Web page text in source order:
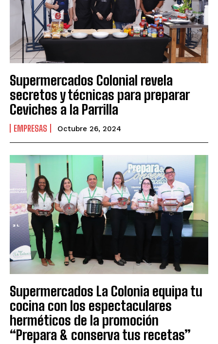
Supermercados Colonial revela
secretos y técnicas para preparar
Ceviches a la Parrilla
EMPRESAS Octubre 26, 2024
Supermercados La Colonia equipa tu
cocina con los espectaculares
herméticos de la promoción
“Prepara & conserva tus recetas”